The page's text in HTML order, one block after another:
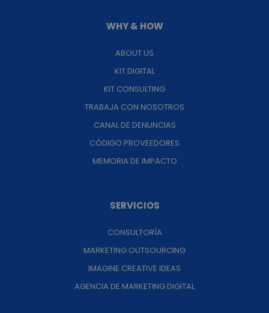
WHY & HOW
ABOUT US
KIT DIGITAL
KIT CONSULTING
TRABAJA CON NOSOTROS
CANAL DE DENUNCIAS
CÓDIGO PROVEEDORES
MEMORIA DE IMPACTO
SERVICIOS
CONSULTORÍA
MARKETING OUTSOURCING
IMAGINE CREATIVE IDEAS
AGENCIA DE MARKETING DIGITAL